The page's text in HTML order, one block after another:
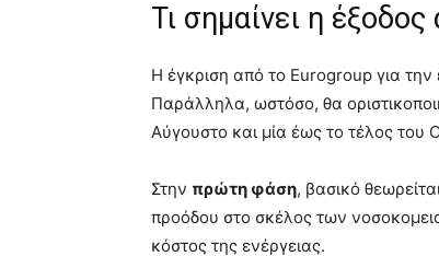
Τι σημαίνει η
Η έγκριση από το Eurogroup για
Παράλληλα, ωστόσο, θα
Αύγουστο και μία έως το τέλος του
Στην πρώτη φάση, βασικό
προόδου στο σκέλος των
κόστος της ενέργειας.